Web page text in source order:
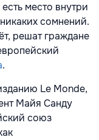
место внутри
сомнений.
решат граждане
.
Le Monde,
Майя Санду
союз